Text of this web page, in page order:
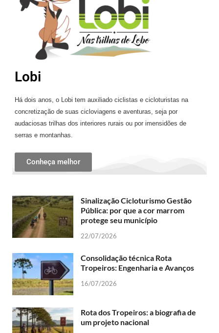
Lobi
Há dois anos, o Lobi tem auxiliado ciclistas e cicloturistas na
concretização de suas cicloviagens e aventuras, seja por
audaciosas trilhas dos interiores rurais ou por imensidões de
serras e montanhas.
Conheça melhor
Sinalização Cicloturismo Gestão
Pública: por que a cor marrom
protege seu município
22/07/2026
Consolidação técnica Rota
Tropeiros: Engenharia e Avanços
16/07/2026
Rota dos Tropeiros: a biografia de
um projeto nacional